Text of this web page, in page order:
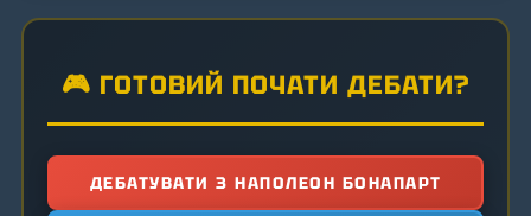
🎮 ГОТОВИЙ ПОЧАТИ ДЕБАТИ?
ДЕБАТУВАТИ З НАПОЛЕОН БОНАПАРТ